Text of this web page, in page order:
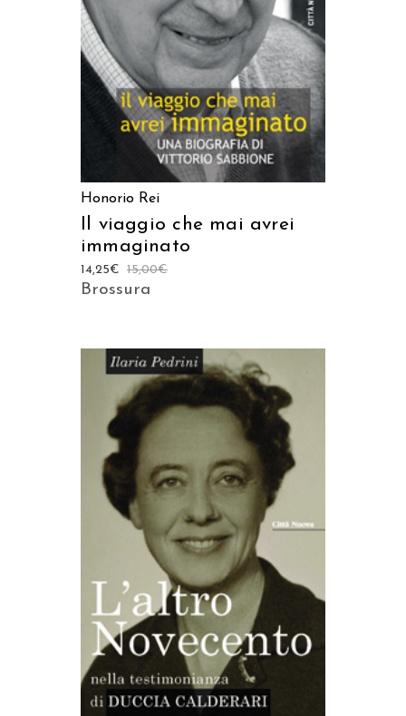
Honorio Rei
Il viaggio che mai avrei
immaginato
15,00€
14,25€
Brossura
AGGIUNGI AL CARRELLO